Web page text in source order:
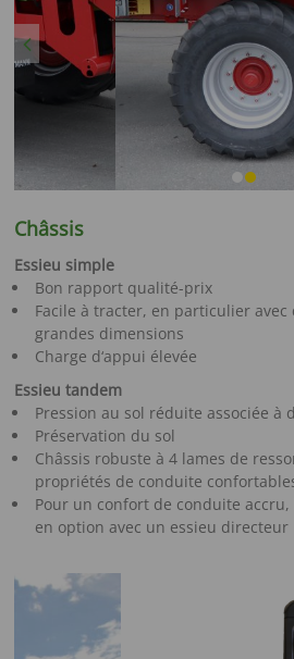
Previous
Châssis
Essieu simple
Bon rapport qualité-prix
Facile à tracter, en particulier
grandes dimensions
Charge d‘appui élevée
Essieu tandem
Pression au sol réduite associée à
Préservation du sol
Châssis robuste à 4 lames de
propriétés de conduite
Pour un confort de conduite
en option avec un essieu directeur